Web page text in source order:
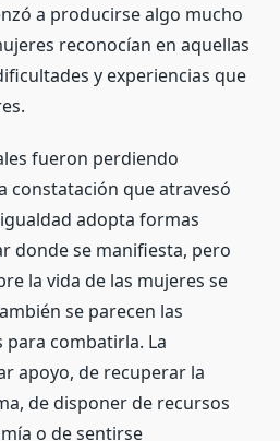
a producirse algo mucho
reconocían en aquellas
y experiencias que
fueron perdiendo
constatación que atravesó
adopta formas
donde se manifiesta, pero
la vida de las mujeres se
se parecen las
para combatirla. La
apoyo, de recuperar la
de disponer de recursos
o de sentirse